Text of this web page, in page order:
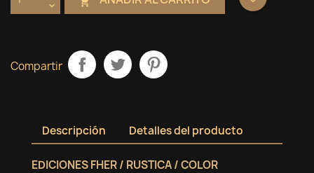
Compartir
Descripción Detalles del producto
EDICIONES FHER / RUSTICA / COLOR